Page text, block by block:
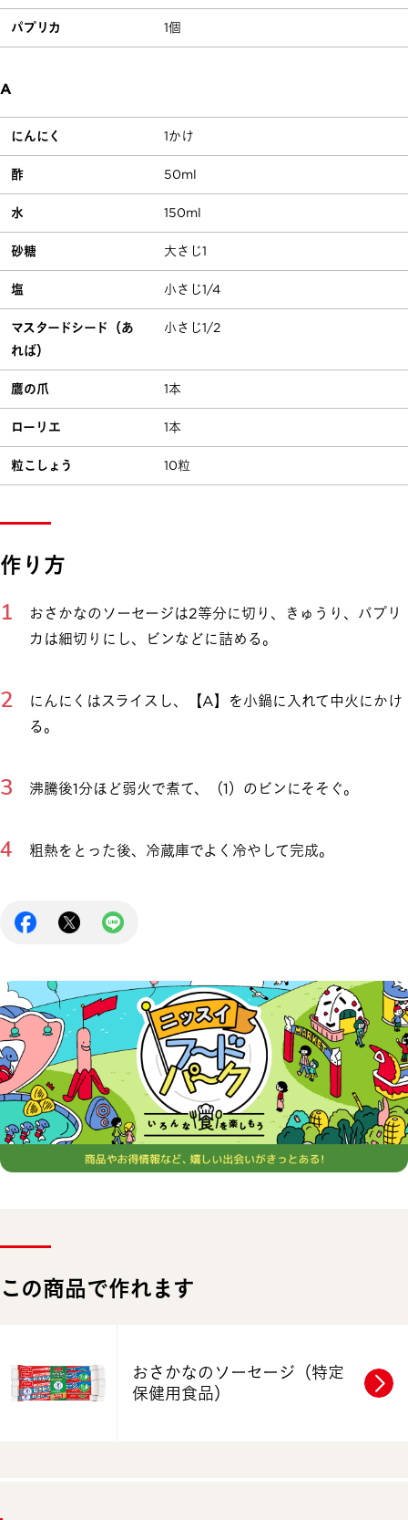
パプリカ 1個
A
にんにく 1かけ
酢 50ml
水 150ml
砂糖 大さじ1
塩 小さじ1/4
マスタードシード（あ
れば）
小さじ1/2
鷹の爪 1本
ローリエ 1本
粒こしょう 10粒
作り方
おさかなのソーセージは2等分に切り、きゅうり、パプリ
カは細切りにし、ビンなどに詰める。
にんにくはスライスし、【A】を小鍋に入れて中火にかけ
る。
沸騰後1分ほど弱火で煮て、（1）のビンにそそぐ。
粗熱をとった後、冷蔵庫でよく冷やして完成。
この商品で作れます
おさかなのソーセージ （特定
保健用食品）